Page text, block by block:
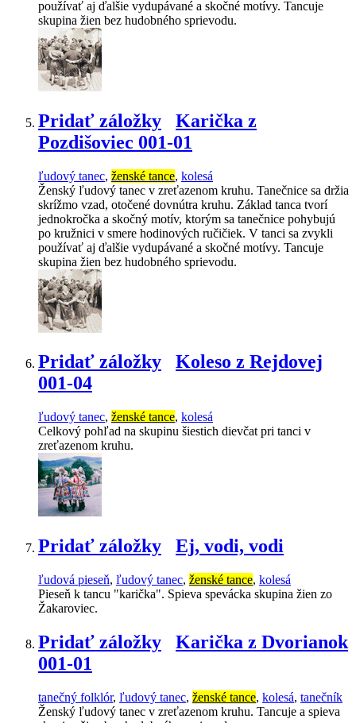
používať aj ďalšie vydupávané a skočné motívy. Tancuje
skupina žien bez hudobného sprievodu.
Pridať záložky
Karička z
Pozdišoviec 001-01
ľudový tanec, ženské tance, kolesá
Ženský ľudový tanec v zreťazenom kruhu. Tanečnice sa držia
skrížmo vzad, otočené dovnútra kruhu. Základ tanca tvorí
jednokročka a skočný motív, ktorým sa tanečnice pohybujú
po kružnici v smere hodinových ručičiek. V tanci sa zvykli
používať aj ďalšie vydupávané a skočné motívy. Tancuje
skupina žien bez hudobného sprievodu.
Pridať záložky
Koleso z Rejdovej
001-04
ľudový tanec, ženské tance, kolesá
Celkový pohľad na skupinu šiestich dievčat pri tanci v
zreťazenom kruhu.
Pridať záložky Ej, vodi, vodi
ľudová pieseň, ľudový tanec, ženské tance, kolesá
Pieseň k tancu "karička". Spieva spevácka skupina žien zo
Žakaroviec.
Pridať záložky
Karička z Dvorianok
001-01
tanečný folklór, ľudový tanec, ženské tance, kolesá, tanečník
Ženský ľudový tanec v zreťazenom kruhu. Tancuje a spieva